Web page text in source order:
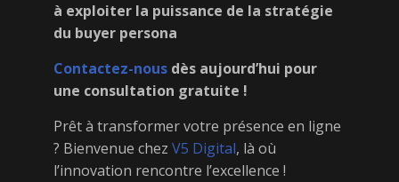
à exploiter la puissance de la stratégie
du buyer persona
Contactez-nous dès aujourd’hui pour
une consultation gratuite !
Prêt à transformer votre présence en ligne
? Bienvenue chez V5 Digital, là où
l’innovation rencontre l’excellence !